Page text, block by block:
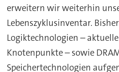
erweitern wir weiterhin
Lebenszyklusinventar.
Logiktechnologien –
Knotenpunkte – sowie
Speichertechnologien